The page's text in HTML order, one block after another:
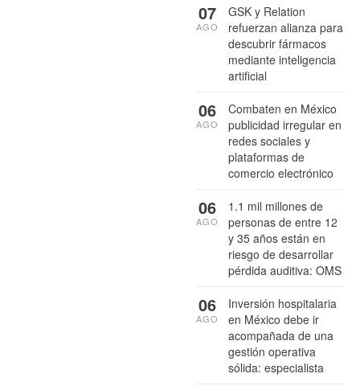
GSK y Relation
refuerzan alianza para
descubrir fármacos
mediante inteligencia
artificial
07
AGO
Combaten en México
publicidad irregular en
redes sociales y
plataformas de
comercio electrónico
06
AGO
1.1 mil millones de
personas de entre 12
y 35 años están en
riesgo de desarrollar
pérdida auditiva: OMS
06
AGO
Inversión hospitalaria
en México debe ir
acompañada de una
gestión operativa
sólida: especialista
06
AGO